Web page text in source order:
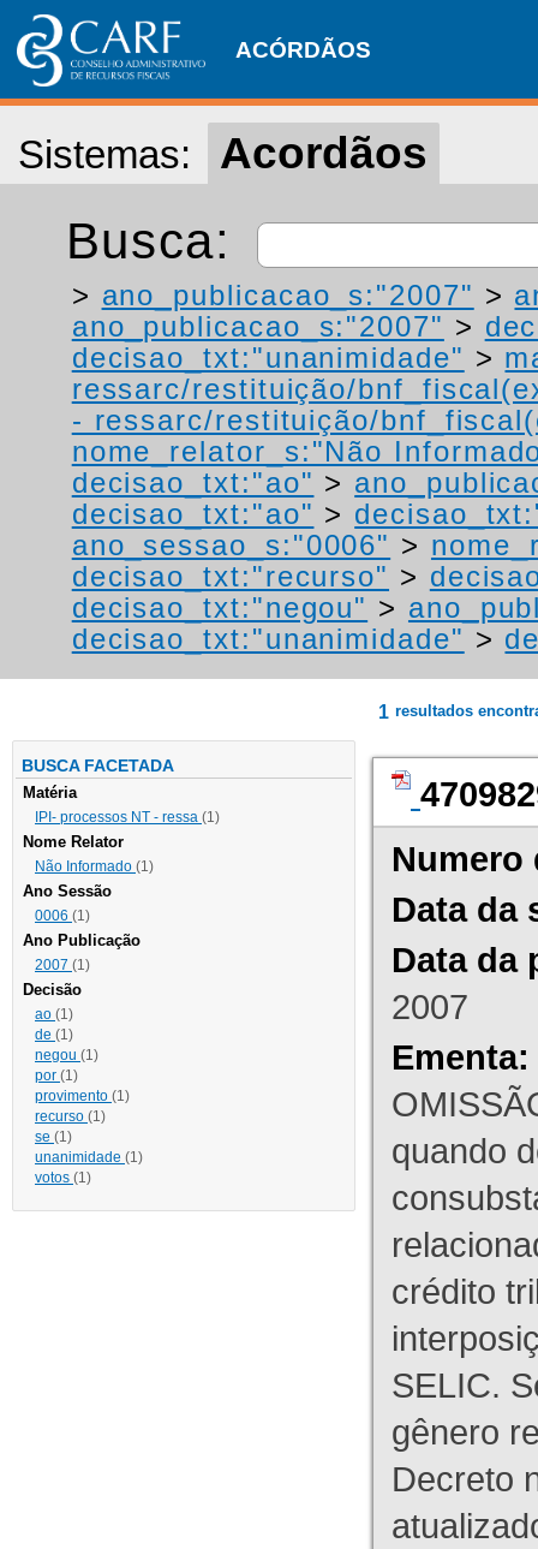
ACÓRDÃOS
Sistemas: Acordãos
Busca:
> ano_publicacao_s:"2007" >
ano_publicacao_s:"2007" >
decisao_txt:"unanimidade" >
ressarc/restituição/
- ressarc/restituição/
nome_relator_s:"Não
decisao_txt:"ao" >
decisao_txt:"ao" >
ano_sessao_s:"0006" >
decisao_txt:"recurso" >
decisao_txt:"negou" >
decisao_txt:"unanimidade" >
BUSCA FACETADA
Matéria
IPI- processos NT - ressa (1)
Nome Relator
Não Informado (1)
Ano Sessão
0006 (1)
Ano Publicação
2007 (1)
Decisão
ao (1)
de (1)
negou (1)
por (1)
provimento (1)
recurso (1)
se (1)
unanimidade (1)
votos (1)
1 resultados
Numero
Data da
Data da
2007
Ementa:
quando
crédito
SELIC.
gênero
Decreto